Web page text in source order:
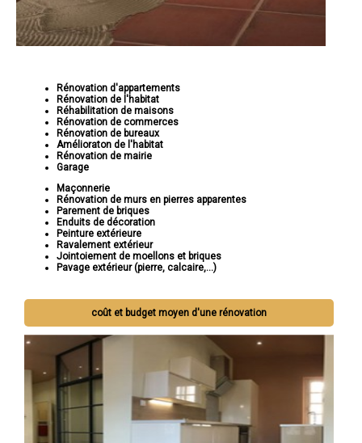
Rénovation d'appartements
Rénovation de l'habitat
Réhabilitation de maisons
Rénovation de commerces
Rénovation de bureaux
Amélioraton de l'habitat
Rénovation de mairie
Garage
Maçonnerie
Rénovation de murs en pierres apparentes
Parement de briques
Enduits de décoration
Peinture extérieure
Ravalement extérieur
Jointoiement de moellons et briques
Pavage extérieur (pierre, calcaire,...)
coût et budget moyen d'une rénovation